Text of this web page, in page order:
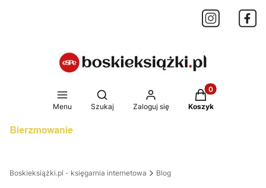
Menu
Otwórz wyszukiwarkę
Szukaj Zaloguj się
Produkty w
Koszyk
Boskieksiążki.pl - księgarnia internetowa Blog